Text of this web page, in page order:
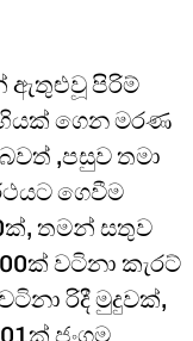
ඇතුළුවූ පිරිම්
ගෙන මරණ
,පසුව තමා
ගෙවීම
තමන් සතුව
වටිනා කැරට්
රිදී මුදුවක්,